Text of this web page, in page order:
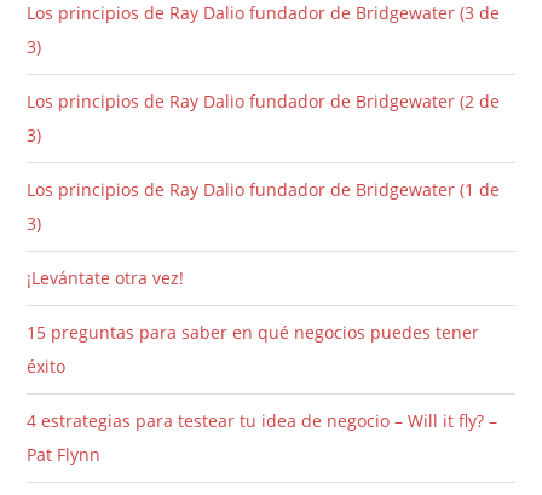
Los principios de Ray Dalio fundador de Bridgewater (3 de
3)
Los principios de Ray Dalio fundador de Bridgewater (2 de
3)
Los principios de Ray Dalio fundador de Bridgewater (1 de
3)
¡Levántate otra vez!
15 preguntas para saber en qué negocios puedes tener
éxito
4 estrategias para testear tu idea de negocio – Will it fly? –
Pat Flynn